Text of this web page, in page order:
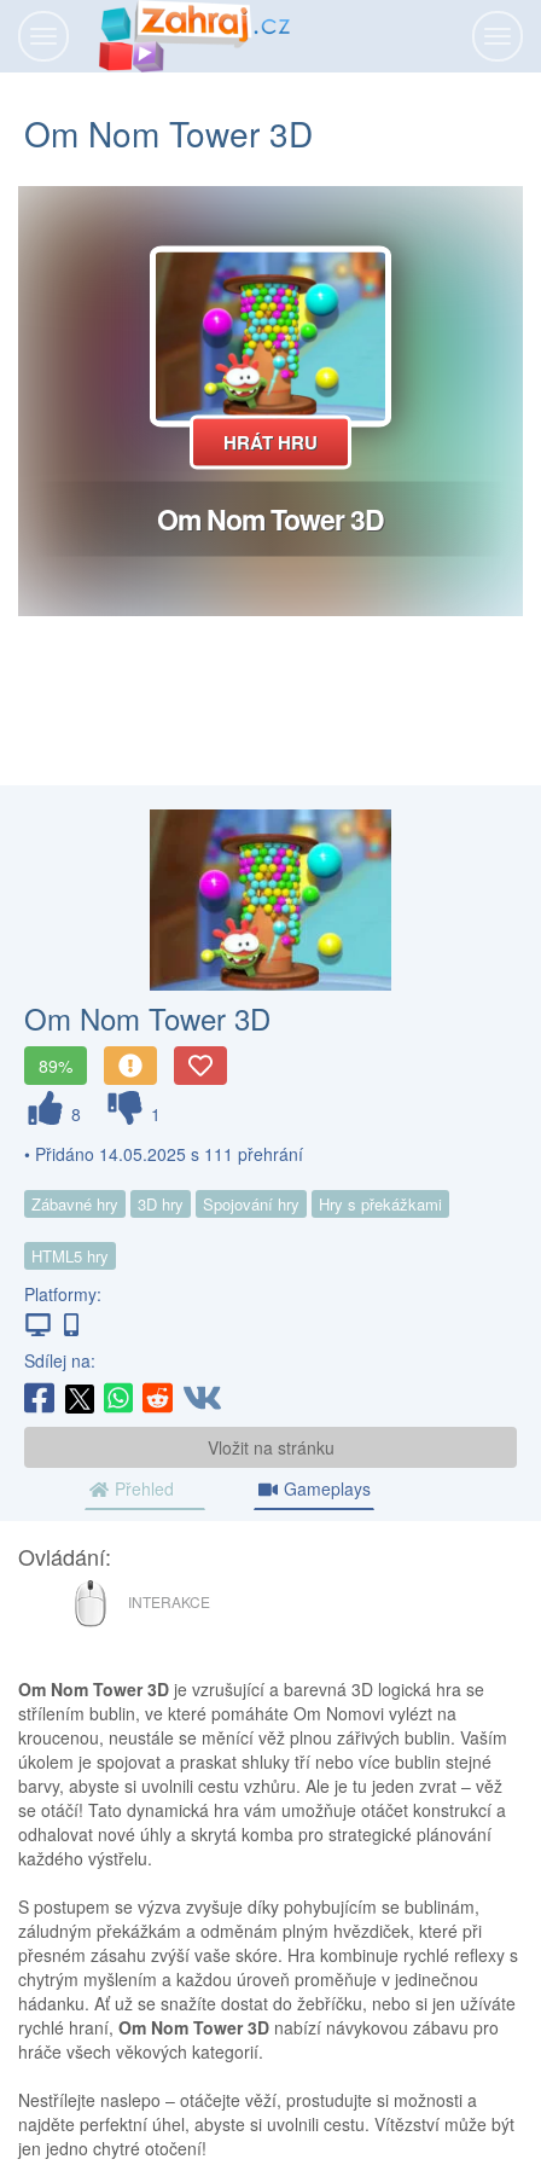
Om Nom Tower 3D
Om Nom Tower 3D
89%
8
1
• Přidáno 14.05.2025 s 111 přehrání
Zábavné hry 3D hry Spojování hry Hry s překážkami
HTML5 hry
Platformy:
Sdílej na:
Vložit na stránku
Přehled
Gameplays
Ovládání:
MYŠ
INTERAKCE
Om Nom Tower 3D je vzrušující a barevná 3D logická hra se
střílením bublin, ve které pomáháte Om Nomovi vylézt na
kroucenou, neustále se měnící věž plnou zářivých bublin. Vaším
úkolem je spojovat a praskat shluky tří nebo více bublin stejné
barvy, abyste si uvolnili cestu vzhůru. Ale je tu jeden zvrat – věž
se otáčí! Tato dynamická hra vám umožňuje otáčet konstrukcí a
odhalovat nové úhly a skrytá komba pro strategické plánování
každého výstřelu.
S postupem se výzva zvyšuje díky pohybujícím se bublinám,
záludným překážkám a odměnám plným hvězdiček, které při
přesném zásahu zvýší vaše skóre. Hra kombinuje rychlé reflexy s
chytrým myšlením a každou úroveň proměňuje v jedinečnou
hádanku. Ať už se snažíte dostat do žebříčku, nebo si jen užíváte
rychlé hraní, Om Nom Tower 3D nabízí návykovou zábavu pro
hráče všech věkových kategorií.
Nestřílejte naslepo – otáčejte věží, prostudujte si možnosti a
najděte perfektní úhel, abyste si uvolnili cestu. Vítězství může být
jen jedno chytré otočení!